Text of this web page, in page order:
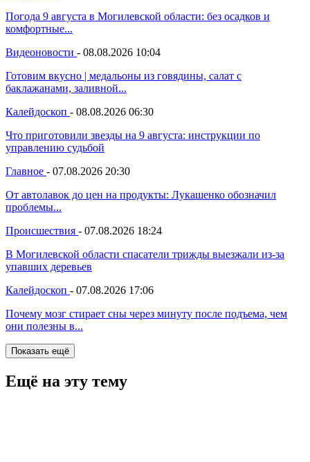
Погода 9 августа в Могилевской области: без осадков и
комфортные...
Видеоновости - 08.08.2026 10:04
Готовим вкусно | медальоны из говядины, салат с
баклажанами, заливной...
Калейдоскоп - 08.08.2026 06:30
Что приготовили звезды на 9 августа: инструкции по
управлению судьбой
Главное - 07.08.2026 20:30
От автолавок до цен на продукты: Лукашенко обозначил
проблемы...
Происшествия - 07.08.2026 18:24
В Могилевской области спасатели трижды выезжали из-за
упавших деревьев
Калейдоскоп - 07.08.2026 17:06
Почему мозг стирает сны через минуту после подъема, чем
они полезны в...
Показать ещё
Ещё на эту тему